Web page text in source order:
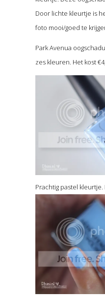
Door lichte kleurtje is
foto mooi/goed te
Park Avenua
zes kleuren. Het kost
Prachtig pastel